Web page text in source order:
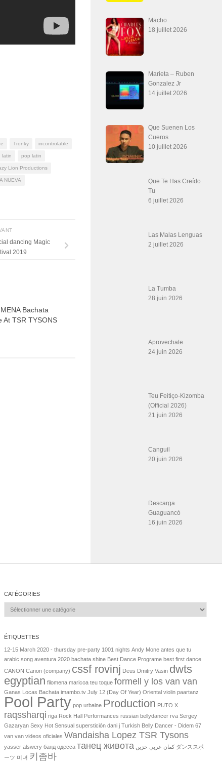
Tronky incontrolable
latin pop latin
Lion Productions
NUEVA
dancing Magic
2019
Bachata
At TSR TYSONS
Macho
18 juillet 2026
Marieta – Ruben
Gonzalez Jr
14 juillet 2026
Que Suenen Los
Cueros
10 juillet 2026
Que Te Has Creído
Tu
6 juillet 2026
Las Malas Lenguas
2 juillet 2026
La Tumba
28 juin 2026
Aprovechate
24 juin 2026
Teu Feitiço-Kizomba
(Official 2026)
21 juin 2026
Canguil
20 juin 2026
Descarga
Guaguancó
16 juin 2026
CATÉGORIES
Catégories
ÉTIQUETTES
12-15 March 2020 - thursday pre-party 1001 nights Andy Mone antes que tu
arabic song aventura 2020 bachata shine Best Dance Programe best first dance
CANON Canon (company) cssf rovinj Deus Dmitry Vasin dwts
egyptian filomena maricoa teu toque formell y los van van
Ganas Locas Bachata imambo.tv July 12 (Day Of Year) Oriental violin paartanz
Pool Party pop urbaine Production PUTO X
raqssharqi riga Rock Hall Performances russian bellydancer rva Sergey
Gazaryan Sexy Hot Sensual superstición dani j Turkish Belly Dancer - Didem 67
van van videos oficiales Wandaisha Lopez TSR Tysons
yasser alswery банд одесса танец живота كمان عربي حزين ダンススポ
ーツ 미녀 키좀바